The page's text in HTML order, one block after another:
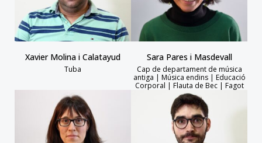
Xavier Molina i Calatayud
Tuba
Sara Pares i Masdevall
Cap de departament de música
antiga | Música endins | Educació
Corporal | Flauta de Bec | Fagot